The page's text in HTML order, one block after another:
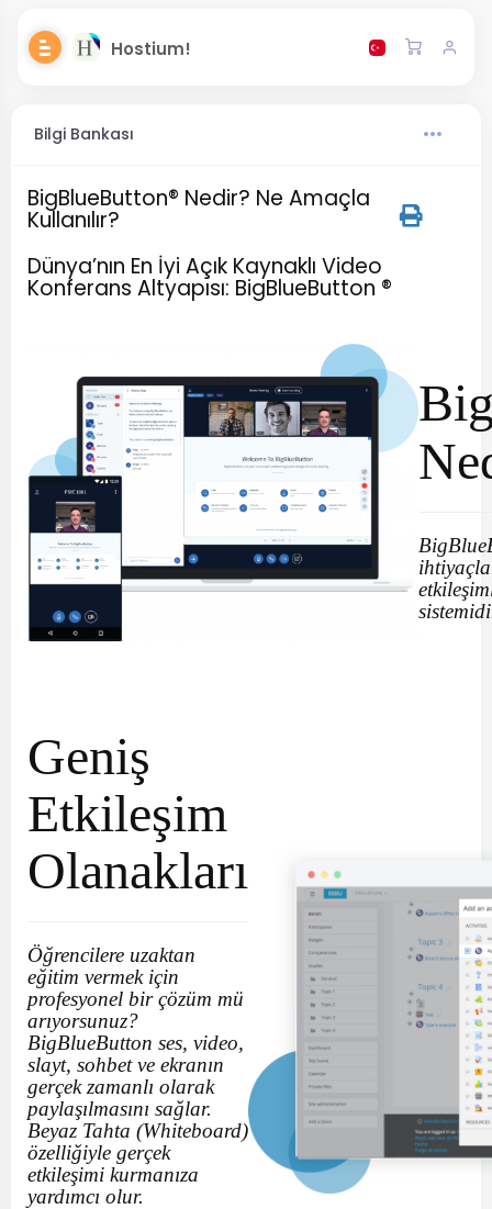
Hostium!
Bilgi Bankası
BigBlueButton® Nedir? Ne Amaçla
Kullanılır?
Dünya’nın En İyi Açık Kaynaklı Video
Konferans Altyapısı: BigBlueButton ®
Geniş
Etkileşim
Olanakları
Öğrencilere uzaktan
eğitim vermek için
profesyonel bir çözüm mü
arıyorsunuz?
BigBlueButton ses, video,
slayt, sohbet ve ekranın
gerçek zamanlı olarak
paylaşılmasını sağlar.
Beyaz Tahta (Whiteboard)
özelliğiyle gerçek
etkileşimi kurmanıza
yardımcı olur.